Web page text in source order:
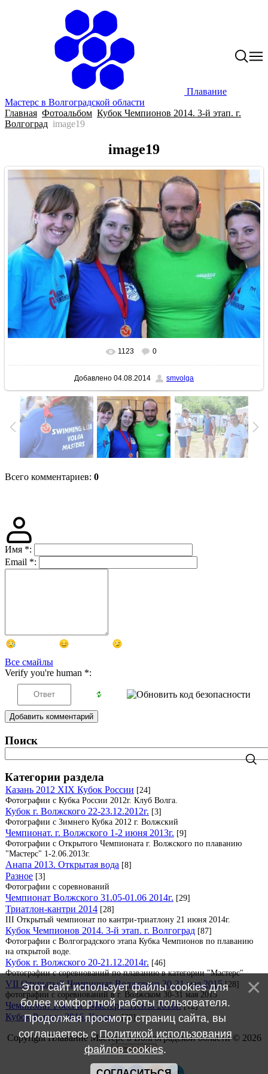
Плавание
Мастерс в Волгоградской области
Главная Фотоальбом Кубок Чемпионов 2014. 3-й этап. г.
Волгоград image19
image19
В реальном размере 640x427
1123 0
Добавлено 04.08.2014 smvolga
Всего комментариев: 0
Имя *:
Email *:
Все смайлы
Verify you're human *:
Добавить комментарий
Поиск
Категории раздела
Казань 2012 XIX Кубок России [24]
Фотографии с Кубка России 2012г. Клуб Волга.
Кубок г. Волжского 22-23.12.2012г. [3]
Фотографии с Зимнего Кубка 2012 г. Волжский
Чемпионат. г. Волжского 1-2 июня 2013г. [9]
Фотографии с Открытого Чемпионата г. Волжского по плаванию
"Мастерс" 1-2.06.2013г.
Анапа 2013. Открытая вода [8]
Разное [3]
Фотографии с соревнований
Чемпионат Волжского 31.05-01.06 2014г. [29]
Триатлон-кантри 2014 [28]
III Открытый чемпионат по кантри-триатлону 21 июня 2014г.
Кубок Чемпионов 2014. 3-й этап. г. Волгоград [87]
Фотографии с Волгоградского этапа Кубка Чемпионов по плаванию
на открытой воде.
Кубок г. Волжского 20-21.12.2014г. [46]
Фотографии с соревнований по плаванию в категории "Мастерс"
VII Открытый Чемпионат Волжского 30-31 мая 2015 [28]
фотографии с соревнований в г. Волжском 30-31 мая 2015
Чемпионат России "Мастерс" Пенза 2016г. [12]
Кубок России 2016. Казань. [38]
Copyright Плавание Мастерс в Волгоградской области © 2026
Этот сайт использует файлы cookies для
более комфортной работы пользователя.
Продолжая просмотр страниц сайта, вы
соглашаетесь сПолитикой использования
файлов cookies.